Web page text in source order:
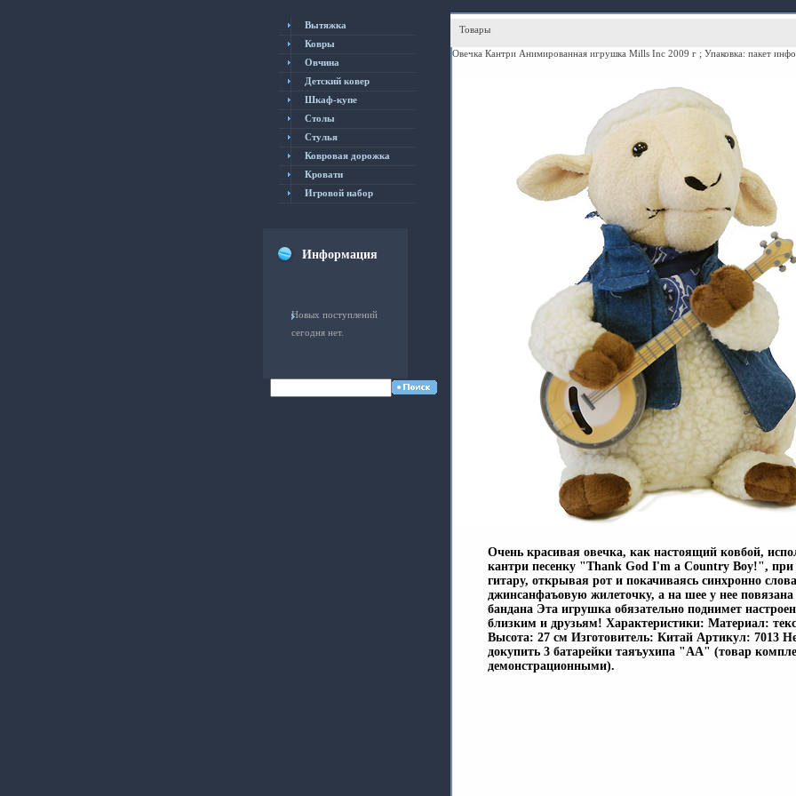
Вытяжка
Ковры
Овчина
Детский ковер
Шкаф-купе
Столы
Cтулья
Ковровая дорожка
Кровати
Игровой набор
Информация
Новых поступлений
сегодня нет.
Товары
Овечка Кантри Анимированная игрушка Mills Inc 2009 г ; Упаковка: пакет
Очень красивая овечка, как настоящий ковбой,
кантри песенку "Thank God I'm a Country Boy!", при
гитару, открывая рот и покачиваясь синхронно
джинсанфаъовую жилеточку, а на шее у нее повязана
бандана Эта игрушка обязательно поднимет
близким и друзьям! Характеристики: Материал:
Высота: 27 см Изготовитель: Китай Артикул: 7013
докупить 3 батарейки таяъухипа "АА" (товар
демонстрационными).